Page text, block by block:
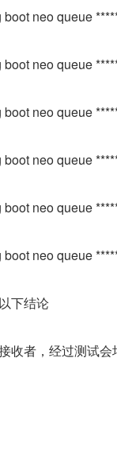
neo queue
neo queue
neo queue
neo queue
neo queue
neo queue
下结论
收者，经过测试